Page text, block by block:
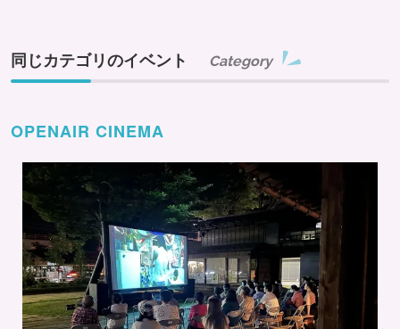
同じカテゴリのイベント Category
OPENAIR CINEMA